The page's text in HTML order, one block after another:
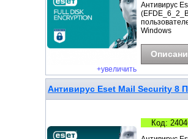
+увеличить
Антивирус
Windows
Антивирус Eset Mail Security 8
Код: